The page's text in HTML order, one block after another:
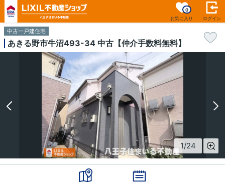
お気に入り
0
ログイン
中古一戸建住宅
あきる野市牛沼493-34 中古【仲介手数料無料】
1/24